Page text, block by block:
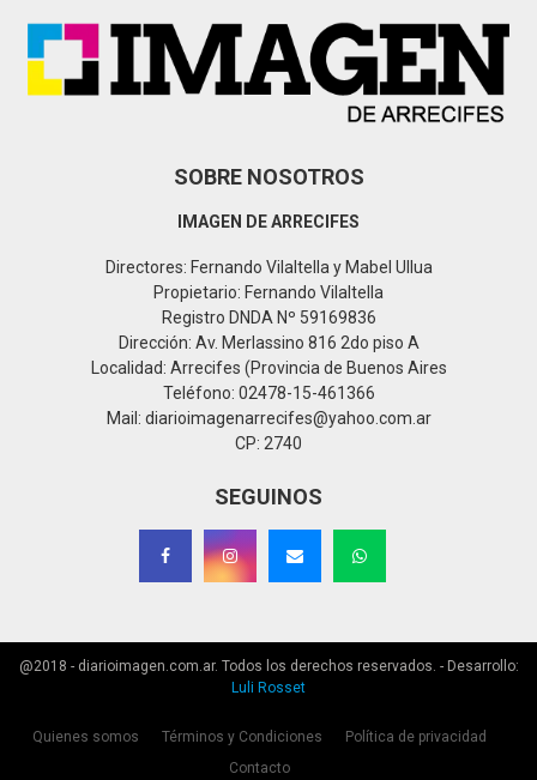
SOBRE NOSOTROS
IMAGEN DE ARRECIFES
Directores: Fernando Vilaltella y Mabel Ullua
Propietario: Fernando Vilaltella
Registro DNDA Nº 59169836
Dirección: Av. Merlassino 816 2do piso A
Localidad: Arrecifes (Provincia de Buenos Aires
Teléfono: 02478-15-461366
Mail: diarioimagenarrecifes@yahoo.com.ar
CP: 2740
SEGUINOS
@2018 - diarioimagen.com.ar. Todos los derechos reservados. - Desarrollo:
Luli Rosset
Quienes somos Términos y Condiciones
Política de privacidad
Contacto